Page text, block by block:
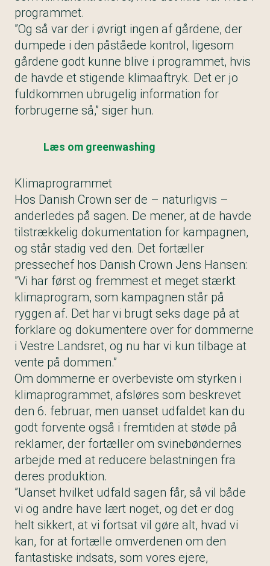
programmet.
”Og så var der i øvrigt ingen af gårdene, der
dumpede i den påståede kontrol, ligesom
gårdene godt kunne blive i programmet, hvis
de havde et stigende klimaaftryk. Det er jo
fuldkommen ubrugelig information for
forbrugerne så,” siger hun.
Læs om greenwashing
Klimaprogrammet
Hos Danish Crown ser de – naturligvis –
anderledes på sagen. De mener, at de havde
tilstrækkelig dokumentation for kampagnen,
og står stadig ved den. Det fortæller
pressechef hos Danish Crown Jens Hansen:
”Vi har først og fremmest et meget stærkt
klimaprogram, som kampagnen står på
ryggen af. Det har vi brugt seks dage på at
forklare og dokumentere over for dommerne
i Vestre Landsret, og nu har vi kun tilbage at
vente på dommen.”
Om dommerne er overbeviste om styrken i
klimaprogrammet, afsløres som beskrevet
den 6. februar, men uanset udfaldet kan du
godt forvente også i fremtiden at støde på
reklamer, der fortæller om svinebøndernes
arbejde med at reducere belastningen fra
deres produktion.
”Uanset hvilket udfald sagen får, så vil både
vi og andre have lært noget, og det er dog
helt sikkert, at vi fortsat vil gøre alt, hvad vi
kan, for at fortælle omverdenen om den
fantastiske indsats, som vores ejere,